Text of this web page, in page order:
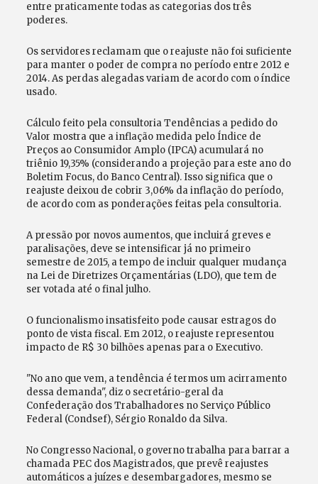
entre praticamente todas as categorias dos três
poderes.
Os servidores reclamam que o reajuste não foi suficiente
para manter o poder de compra no período entre 2012 e
2014. As perdas alegadas variam de acordo com o índice
usado.
Cálculo feito pela consultoria Tendências a pedido do
Valor mostra que a inflação medida pelo Índice de
Preços ao Consumidor Amplo (IPCA) acumulará no
triênio 19,35% (considerando a projeção para este ano do
Boletim Focus, do Banco Central). Isso significa que o
reajuste deixou de cobrir 3,06% da inflação do período,
de acordo com as ponderações feitas pela consultoria.
A pressão por novos aumentos, que incluirá greves e
paralisações, deve se intensificar já no primeiro
semestre de 2015, a tempo de incluir qualquer mudança
na Lei de Diretrizes Orçamentárias (LDO), que tem de
ser votada até o final julho.
O funcionalismo insatisfeito pode causar estragos do
ponto de vista fiscal. Em 2012, o reajuste representou
impacto de R$ 30 bilhões apenas para o Executivo.
"No ano que vem, a tendência é termos um acirramento
dessa demanda", diz o secretário-geral da
Confederação dos Trabalhadores no Serviço Público
Federal (Condsef), Sérgio Ronaldo da Silva.
No Congresso Nacional, o governo trabalha para barrar a
chamada PEC dos Magistrados, que prevê reajustes
automáticos a juízes e desembargadores, mesmo se